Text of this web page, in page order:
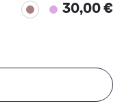
30,00 €